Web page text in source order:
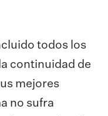
todos los
continuidad de
mejores
no sufra